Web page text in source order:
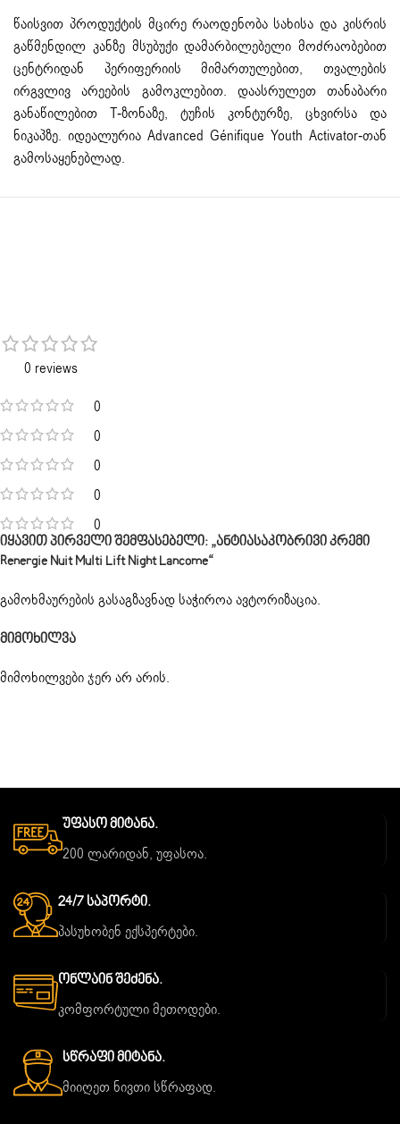
წაისვით პროდუქტის მცირე რაოდენობა სახისა და კისრის
გაწმენდილ კანზე მსუბუქი დამარბილებელი მოძრაობებით
ცენტრიდან პერიფერიის მიმართულებით, თვალების
ირგვლივ არეების გამოკლებით. დაასრულეთ თანაბარი
განაწილებით T-ზონაზე, ტუჩის კონტურზე, ცხვირსა და
ნიკაპზე. იდეალურია Advanced Génifique Youth Activator-თან
გამოსაყენებლად.
0 reviews
0
0
0
0
0
Მიმოხილვა
მიმოხილვები ჯერ არ არის.
Იყავით Პირველი Შემფასებელი: „ანტიასაკობრივი Კრემი
Renergie Nuit Multi Lift Night Lancome“
გამოხმაურების გასაგზავნად საჭიროაავტორიზაცია.
Უფასო Მიტანა.
200 ლარიდან, უფასოა.
24/7 Საპორტი.
პასუხობენ ექსპერტები.
Ონლაინ Შეძენა.
კომფორტული მეთოდები.
Სწრაფი Მიტანა.
მიიღეთ ნივთი სწრაფად.